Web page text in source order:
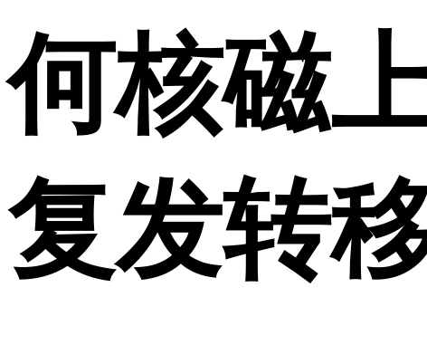
何核磁
复发转